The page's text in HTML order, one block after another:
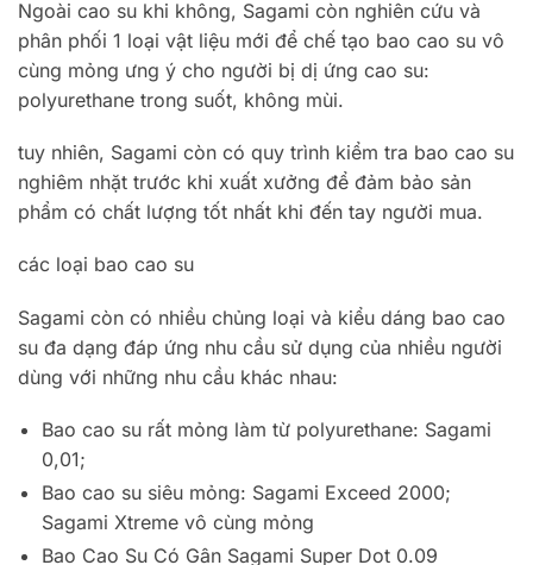
Ngoài cao su khi không, Sagami còn nghiên cứu và
phân phối 1 loại vật liệu mới để chế tạo bao cao su vô
cùng mỏng ưng ý cho người bị dị ứng cao su:
polyurethane trong suốt, không mùi.
tuy nhiên, Sagami còn có quy trình kiểm tra bao cao su
nghiêm nhặt trước khi xuất xưởng để đảm bảo sản
phẩm có chất lượng tốt nhất khi đến tay người mua.
các loại bao cao su
Sagami còn có nhiều chủng loại và kiểu dáng bao cao
su đa dạng đáp ứng nhu cầu sử dụng của nhiều người
dùng với những nhu cầu khác nhau:
Bao cao su rất mỏng làm từ polyurethane: Sagami
0,01;
Bao cao su siêu mỏng: Sagami Exceed 2000;
Sagami Xtreme vô cùng mỏng
Bao Cao Su Có Gân Sagami Super Dot 0.09